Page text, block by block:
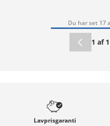
Du har set 17
1 af
Lavprisgaranti